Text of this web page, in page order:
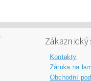
Zákaznický
Kontakty
Záruka na
Obchodní